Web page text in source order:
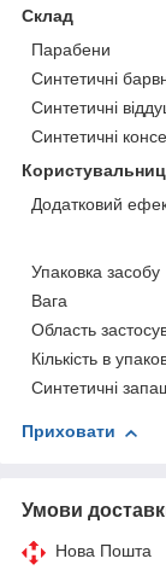
Склад
Парабени
Синтетичні
Синтетичні
Синтетичні
Додатковий
Упаковка засобу
Вага
Область
Кількість в
Синтетичні
Приховати
Умови
Нова Пошта